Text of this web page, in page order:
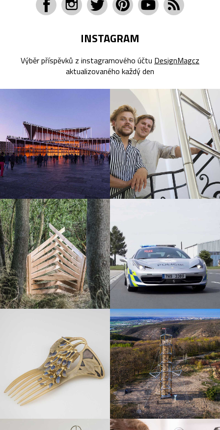
INSTAGRAM
Výběr příspěvků z instagramového účtu DesignMagcz
aktualizovaného každý den